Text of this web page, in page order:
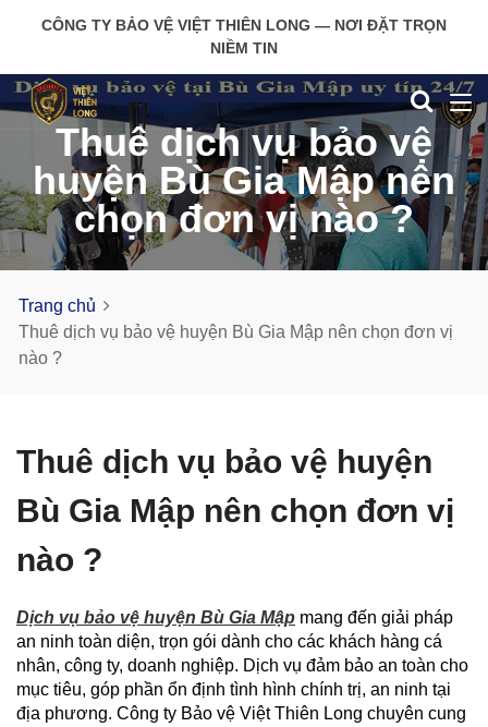
CÔNG TY BẢO VỆ VIỆT THIÊN LONG — NƠI ĐẶT TRỌN
NIỀM TIN
Thuê dịch vụ bảo vệ
huyện Bù Gia Mập nên
chọn đơn vị nào ?
Trang chủ
Thuê dịch vụ bảo vệ huyện Bù Gia Mập nên chọn đơn vị
nào ?
Thuê dịch vụ bảo vệ huyện
Bù Gia Mập nên chọn đơn vị
nào ?
Dịch vụ bảo vệ huyện Bù Gia Mập mang đến giải pháp
an ninh toàn diện, trọn gói dành cho các khách hàng cá
nhân, công ty, doanh nghiệp. Dịch vụ đảm bảo an toàn cho
mục tiêu, góp phần ổn định tình hình chính trị, an ninh tại
địa phương. Công ty Bảo vệ Việt Thiên Long chuyên cung